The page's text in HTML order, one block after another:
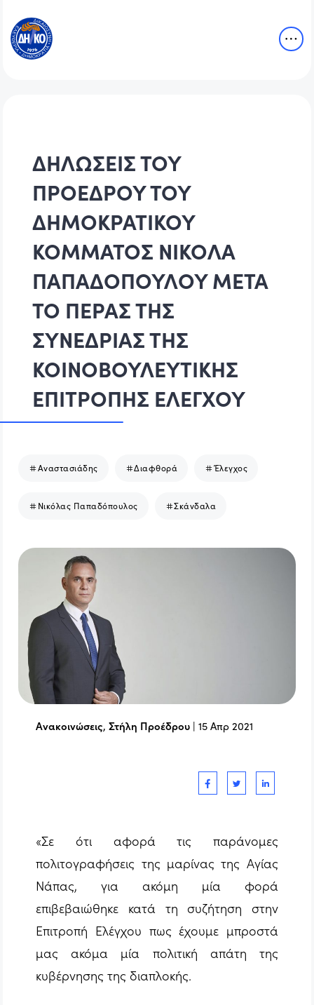
ΔΗΛΩΣΕΙΣ ΤΟΥ
ΠΡΟΕΔΡΟΥ ΤΟΥ
ΔΗΜΟΚΡΑΤΙΚΟΥ
ΚΟΜΜΑΤΟΣ ΝΙΚΟΛΑ
ΠΑΠΑΔΟΠΟΥΛΟΥ ΜΕΤΑ
ΤΟ ΠΕΡΑΣ ΤΗΣ
ΣΥΝΕΔΡΙΑΣ ΤΗΣ
ΚΟΙΝΟΒΟΥΛΕΥΤΙΚΗΣ
ΕΠΙΤΡΟΠΗΣ ΕΛΕΓΧΟΥ
Αναστασιάδης Διαφθορά Έλεγχος
Νικόλας Παπαδόπουλος Σκάνδαλα
Ανακοινώσεις,Στήλη Προέδρου |15 Απρ 2021
«Σε ότι αφορά τις παράνομες
πολιτογραφήσεις της μαρίνας της Αγίας
Νάπας, για ακόμη μία φορά
επιβεβαιώθηκε κατά τη συζήτηση στην
Επιτροπή Ελέγχου πως έχουμε μπροστά
μας ακόμα μία πολιτική απάτη της
κυβέρνησης της διαπλοκής.